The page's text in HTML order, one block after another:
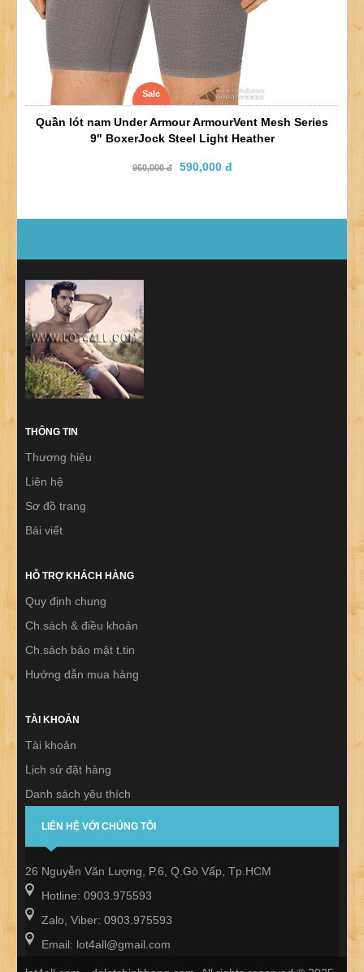
Sale
Quần lót nam Under Armour ArmourVent Mesh Series
9" BoxerJock Steel Light Heather
960,000 đ 590,000 đ
THÔNG TIN
Thương hiệu
Liên hệ
Sơ đồ trang
Bài viết
HỖ TRỢ KHÁCH HÀNG
Quy định chung
Ch.sách & điều khoản
Ch.sách bảo mật t.tin
Hướng dẫn mua hàng
TÀI KHOẢN
Tài khoản
Lịch sử đặt hàng
Danh sách yêu thích
Thư báo
LIÊN HỆ VỚI CHÚNG TÔI
26 Nguyễn Văn Lượng, P.6, Q.Gò Vấp, Tp.HCM
Hotline: 0903.975593
Zalo, Viber: 0903.975593
Email: lot4all@gmail.com